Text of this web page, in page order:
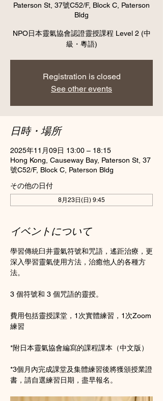
Paterson St, 37號C52/F, Block C, Paterson
Bldg
NPO日本靈氣協會認證靈授課程 Level 2 (中
級・粵語)
Registration is closed
See other events
日時・場所
2025年11月09日 13:00 – 18:15
Hong Kong, Causeway Bay, Paterson St, 37
號C52/F, Block C, Paterson Bldg
その他の日付
8月23日(日) 9:45
イベントについて
學習傳統臼井靈氣符號和咒語，遙距治療，更
深入學習靈氣使用方法，治癒他人的各種方
法。
3 個符號和 3 個咒語的靈授。
費用包括靈授課堂，1次實體練習，1次Zoom
練習
*附日本靈氣協會編寫的課程課本（中文版）
*3個月內完成課堂及集體練習後將獲頒授業證
書，請自選練習日期，盡早報名。